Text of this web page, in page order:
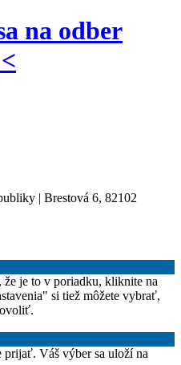
na odber
| Brestová 6, 82102
je to v poriadku, kliknite na
si tiež môžete vybrať,
prijať. Váš výber sa uloží na